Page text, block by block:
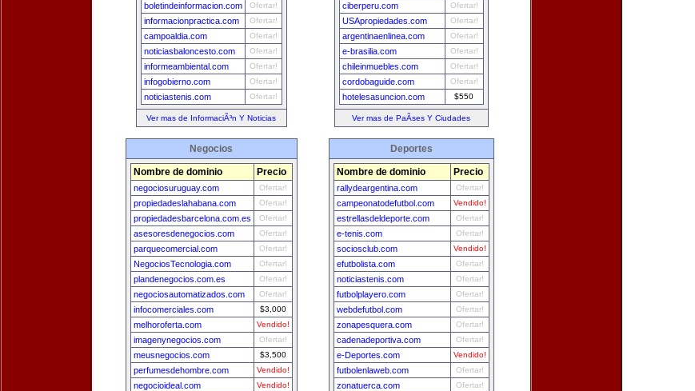
boletindeinformacion.com Ofertar!
informacionpractica.com Ofertar!
campoaldia.com Ofertar!
noticiasbaloncesto.com Ofertar!
informeambiental.com Ofertar!
infogobierno.com Ofertar!
noticiastenis.com Ofertar!
Ver mas de InformaciÃ³n Y Noticias
ciberperu.com Ofertar!
USApropiedades.com Ofertar!
argentinaenlinea.com Ofertar!
e-brasilia.com Ofertar!
chileinmuebles.com Ofertar!
cordobaguide.com Ofertar!
hotelesasuncion.com $550
Ver mas de PaÃ­ses Y Ciudades
Negocios
Nombre de dominio Precio
negociosuruguay.com Ofertar!
propiedadeslahabana.com Ofertar!
propiedadesbarcelona.com.es Ofertar!
asesoresdenegocios.com Ofertar!
parquecomercial.com Ofertar!
NegociosTecnologia.com Ofertar!
plandenegocios.com.es Ofertar!
negociosautomatizados.com Ofertar!
infocomerciales.com $3,000
melhoroferta.com Vendido!
imagenynegocios.com Ofertar!
meusnegocios.com $3,500
perfumesdehombre.com Vendido!
negocioideal.com Vendido!
Deportes
Nombre de dominio Precio
rallydeargentina.com Ofertar!
campeonatodefutbol.com Vendido!
estrellasdeldeporte.com Ofertar!
e-tenis.com Ofertar!
sociosclub.com Vendido!
efutbolista.com Ofertar!
noticiastenis.com Ofertar!
futbolplayero.com Ofertar!
webdefutbol.com Ofertar!
zonapesquera.com Ofertar!
cadenadeportiva.com Ofertar!
e-Deportes.com Vendido!
futbolenlaweb.com Ofertar!
zonatuerca.com Ofertar!